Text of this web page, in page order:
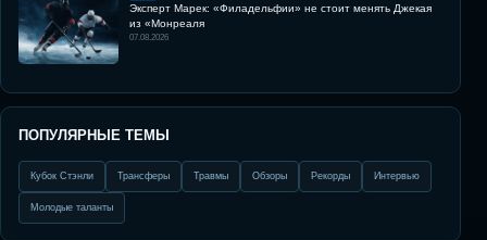
Эксперт Марек: «Филадельфии» не стоит менять Джекая
из «Монреаля
07.08.2026
ПОПУЛЯРНЫЕ ТЕМЫ
Кубок Стэнли Трансферы Травмы Обзоры Рекорды Интервью
Молодые таланты